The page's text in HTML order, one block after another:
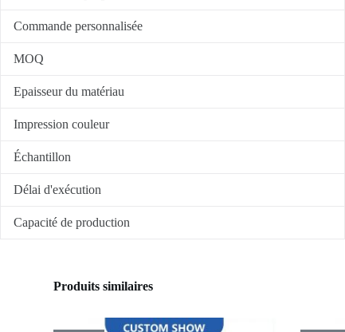
Commande personnalisée
MOQ
Epaisseur du matériau
Impression couleur
Échantillon
Délai d'exécution
Capacité de production
Produits similaires